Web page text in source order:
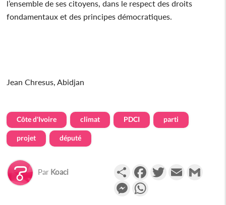
l’ensemble de ses citoyens, dans le respect des droits
fondamentaux et des principes démocratiques.
Jean Chresus, Abidjan
Côte d'Ivoire climat PDCI parti
projet député
Par Koaci PartagerFacebookTwitterEmail
Messenger